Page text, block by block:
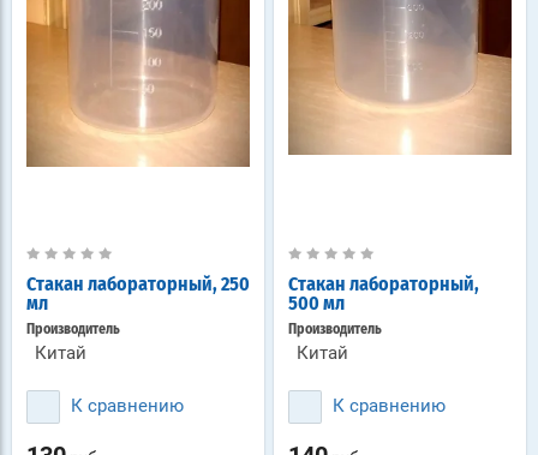
Стакан лабораторный, 250
мл
Производитель
Китай
К сравнению
Стакан лабораторный,
500 мл
Производитель
Китай
К сравнению